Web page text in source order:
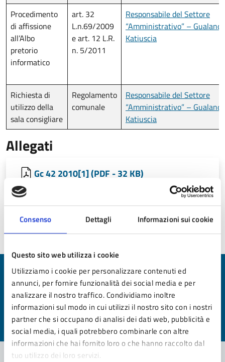
Consenso Dettagli Informazioni sui cookie
Questo sito web utilizza i cookie
Utilizziamo i cookie per personalizzare contenuti ed
annunci, per fornire funzionalità dei social media e per
analizzare il nostro traffico. Condividiamo inoltre
informazioni sul modo in cui utilizzi il nostro sito con i nostri
partner che si occupano di analisi dei dati web, pubblicità e
social media, i quali potrebbero combinarle con altre
informazioni che hai fornito loro o che hanno raccolto dal
tuo utilizzo dei loro servizi.
Procedimento
di affissione
all’Albo
pretorio
informatico
art. 32
L.n.69/2009
e art. 12 L.R.
n. 5/2011
Responsabile del Settore
“Amministrativo” – Gualandi
Katiuscia
Richiesta di
utilizzo della
sala consigliare
Regolamento
comunale
Responsabile del Settore
“Amministrativo” – Gualandi
Katiuscia
Allegati
Gc 42 2010[1] (PDF - 32 KB)
22/06/2026 16:39
Quanto sono chiare le informazioni su questa
pagina?
Valuta da 1 a 5 stelle la pagina
Valuta 5 stelle su 5
Valuta 4 stelle su 5
Valuta 3 stelle su 5
Valuta 2 stelle su 5
Valuta 1 stelle su 5